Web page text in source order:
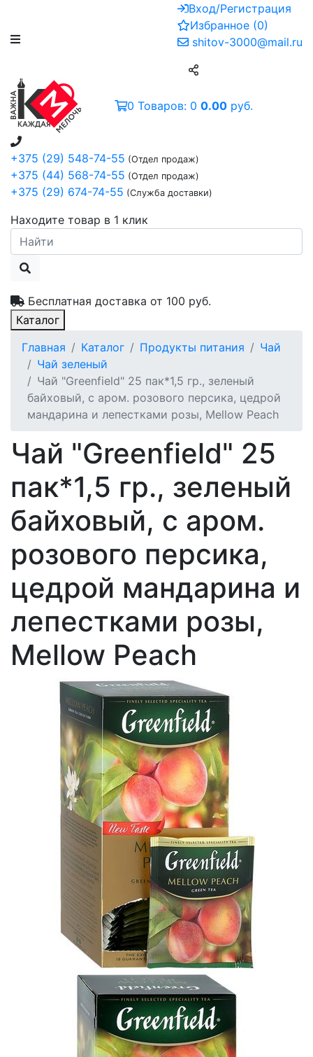
Вход/Регистрация
Избранное (0)
shitov-3000@mail.ru
+375 (29) 548-74-55 (Отдел продаж)
+375 (44) 568-74-55 (Отдел продаж)
+375 (29) 674-74-55 (Служба доставки)
Находите товар в 1 клик
Бесплатная доставка от 100 руб.
0 Товаров: 0 0.00 руб.
Каталог
Главная
Каталог Продукты питания
Чай
Чай зеленый
Чай "Greenfield" 25 пак*1,5 гр., зеленый
байховый, с аром. розового персика, цедрой
мандарина и лепестками розы, Mellow Peach
Чай "Greenfield" 25
пак*1,5 гр., зеленый
байховый, с аром.
розового персика,
цедрой мандарина и
лепестками розы,
Mellow Peach